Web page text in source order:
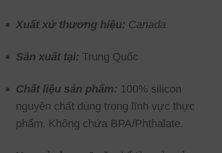
Xuất xứ thương hiệu: Canada
Sản xuất tại: Trung Quốc
Chất liệu sản phẩm: 100% silicon
nguyên chất dùng trong lĩnh vực thực
phẩm. Không chứa BPA/Phthalate.